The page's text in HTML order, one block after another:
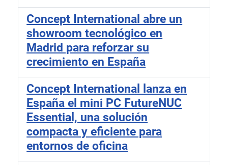
Concept International abre un
showroom tecnológico en
Madrid para reforzar su
crecimiento en España
Concept International lanza en
España el mini PC FutureNUC
Essential, una solución
compacta y eficiente para
entornos de oficina